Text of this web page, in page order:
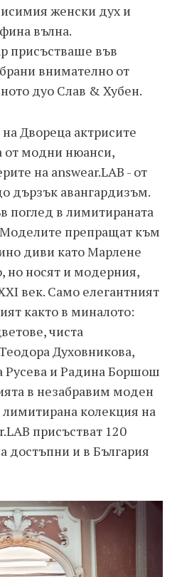
женски дух и
вълна.
присъстваше във
внимателно от
дуо Слав & Хубен.
Двореца актрисите
от модни нюанси,
на answear.LAB - от
дързък авангардизъм.
поглед в лимитираната
препращат към
диви като Марлене
но носят и модерния,
век. Само елегантният
както в миналото:
чиста
Духовникова,
Русева и Радина Боршош
в незабравим моден
лимитирана колекция на
присъстват 120
достъпни и в България